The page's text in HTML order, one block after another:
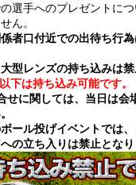
の選手へのプレゼントに
ん。
係者口付近での出待ち行
型レンズの持ち込みは禁
下は持ち込み可能です。
せに関しては、当日は会
ボール投げイベントでは
の立ち入りは禁止となり